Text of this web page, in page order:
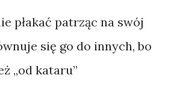
płakać patrząc na swój
się go do innych, bo
„od kataru”